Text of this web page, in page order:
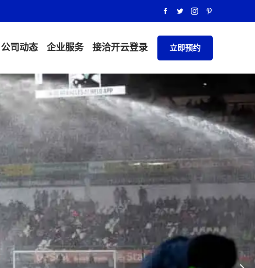
公司动态 企业服务 接洽开云登录 立即预约